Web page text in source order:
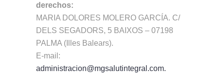
derechos:
MARIA DOLORES MOLERO GARCÍA. C/
DELS SEGADORS, 5 BAIXOS – 07198
PALMA (Illes Balears).
E-mail:
administracion@mgsalutintegral.com.